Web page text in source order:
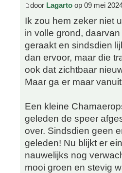
door Lagarto op 09 mei
Ik zou hem zeker niet
in volle grond,
geraakt en sindsdien
dan ervoor, maar die
ook dat zichtbaar
Maar ga er maar
Een kleine
geleden de speer
over. Sindsdien geen
geleden! Nu blijkt er
nauwelijks nog
mooi groen en stevig